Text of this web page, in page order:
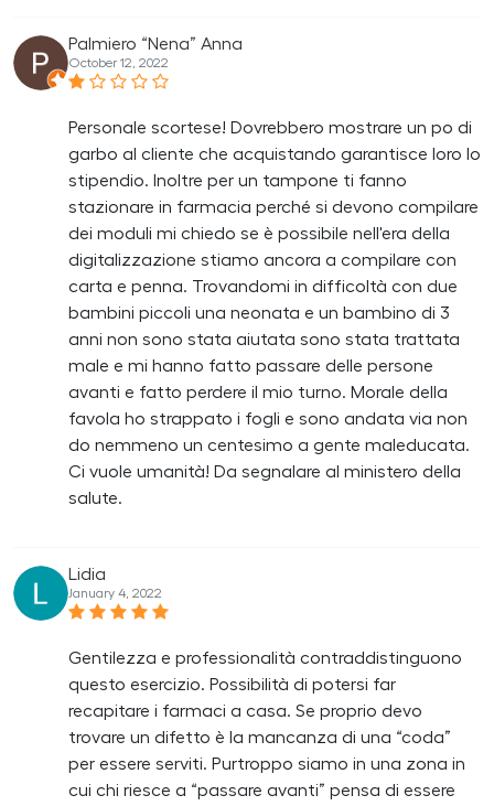
Palmiero “Nena” Anna
October 12, 2022
Personale scortese! Dovrebbero mostrare un po di
garbo al cliente che acquistando garantisce loro lo
stipendio. Inoltre per un tampone ti fanno
stazionare in farmacia perché si devono compilare
dei moduli mi chiedo se è possibile nell'era della
digitalizzazione stiamo ancora a compilare con
carta e penna. Trovandomi in difficoltà con due
bambini piccoli una neonata e un bambino di 3
anni non sono stata aiutata sono stata trattata
male e mi hanno fatto passare delle persone
avanti e fatto perdere il mio turno. Morale della
favola ho strappato i fogli e sono andata via non
do nemmeno un centesimo a gente maleducata.
Ci vuole umanità! Da segnalare al ministero della
salute.
Lidia
January 4, 2022
Gentilezza e professionalità contraddistinguono
questo esercizio. Possibilità di potersi far
recapitare i farmaci a casa. Se proprio devo
trovare un difetto è la mancanza di una “coda”
per essere serviti. Purtroppo siamo in una zona in
cui chi riesce a “passare avanti” pensa di essere